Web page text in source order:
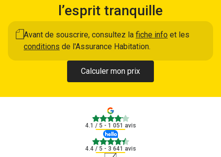
l’esprit tranquille
Avant de souscrire, consultez la fiche info et les
conditions de l'Assurance Habitation.
Calculer mon prix
4.1
4.1 / 5 - 1 051 avis
4.4
4.4 / 5 - 3 641 avis